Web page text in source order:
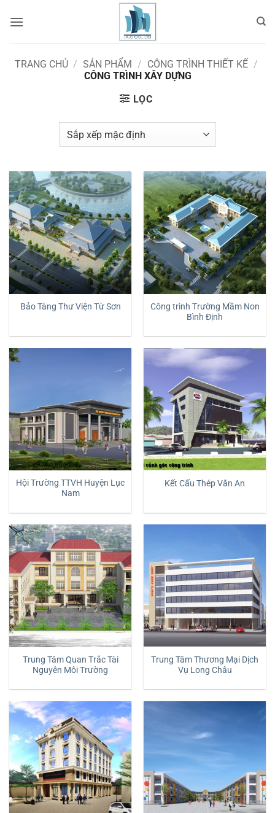
qua
TRANG CHỦ / SẢN PHẨM / CÔNG TRÌNH THIẾT KẾ /
CÔNG TRÌNH XÂY DỰNG
LỌC
Bảo Tàng Thư Viện Từ Sơn
Công trình Trường Mầm Non
Bình Định
Hội Trường TTVH Huyện Lục
Nam
Kết Cấu Thép Văn An
Trung Tâm Quan Trắc Tài
Nguyên Môi Trường
Trung Tâm Thương Mại Dịch
Vụ Long Châu